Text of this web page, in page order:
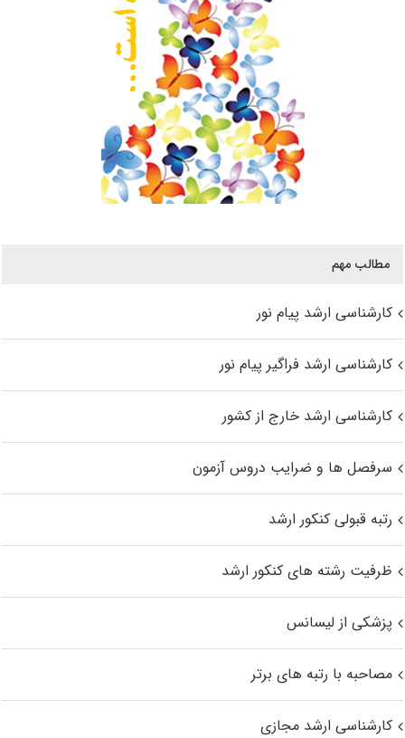
مطالب مهم
کارشناسی ارشد پیام نور
کارشناسی ارشد فراگیر پیام نور
کارشناسی ارشد خارج از کشور
سرفصل ها و ضرایب دروس آزمون
رتبه قبولی کنکور ارشد
ظرفیت رشته های کنکور ارشد
پزشکی از لیسانس
مصاحبه با رتبه های برتر
کارشناسی ارشد مجازی